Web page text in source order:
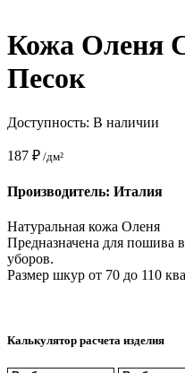
Кожа Оленя
Песок
Доступность: В наличии
187 ₽ /дм²
Производитель: Италия
Натуральная кожа Оленя
Предназначена для пошива
уборов.
Размер шкур от 70 до 110
Калькулятор расчета изделия